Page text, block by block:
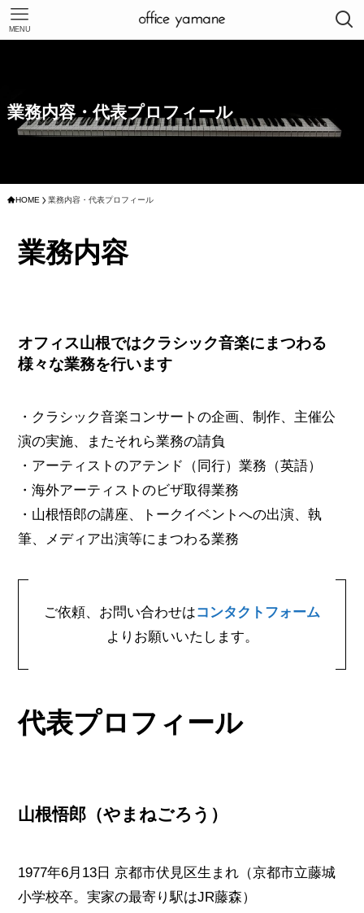
MENU
業務内容・代表プロフィール
HOME 業務内容・代表プロフィール
業務内容
オフィス山根ではクラシック音楽にまつわる
様々な業務を行います
・クラシック音楽コンサートの企画、制作、主催公
演の実施、またそれら業務の請負
・アーティストのアテンド（同行）業務（英語）
・海外アーティストのビザ取得業務
・山根悟郎の講座、トークイベントへの出演、執
筆、メディア出演等にまつわる業務
ご依頼、お問い合わせはコンタクトフォーム
よりお願いいたします。
代表プロフィール
山根悟郎 （やまねごろう）
1977年6月13日 京都市伏見区生まれ（京都市立藤城
小学校卒。実家の最寄り駅はJR藤森）